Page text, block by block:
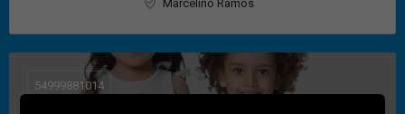
Marcelino Ramos
54999881014